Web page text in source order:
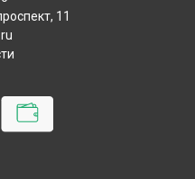
K.A IX Indesit в
K.A IX Indesit в
K.A IX Indesit в
K.A IX Indesit в
11